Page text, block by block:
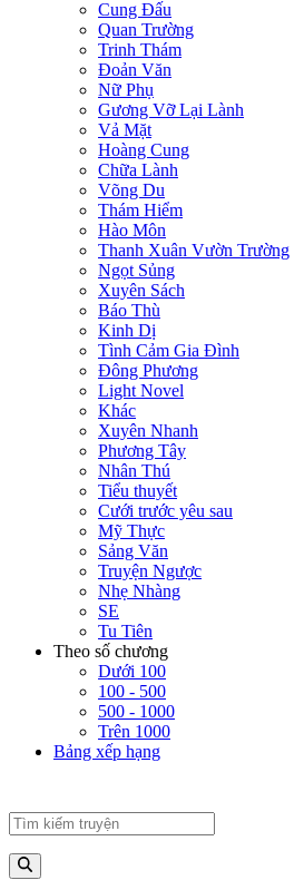
Cung Đấu
Quan Trường
Trinh Thám
Đoản Văn
Nữ Phụ
Gương Vỡ Lại Lành
Vả Mặt
Hoàng Cung
Chữa Lành
Võng Du
Thám Hiểm
Hào Môn
Thanh Xuân Vườn Trường
Ngọt Sủng
Xuyên Sách
Báo Thù
Kinh Dị
Tình Cảm Gia Đình
Đông Phương
Light Novel
Khác
Xuyên Nhanh
Phương Tây
Nhân Thú
Tiểu thuyết
Cưới trước yêu sau
Mỹ Thực
Sảng Văn
Truyện Ngược
Nhẹ Nhàng
SE
Tu Tiên
Theo số chương
Dưới 100
100 - 500
500 - 1000
Trên 1000
Bảng xếp hạng